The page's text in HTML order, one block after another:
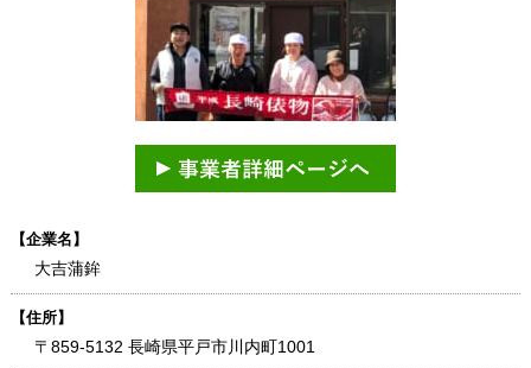
【企業名】
大吉蒲鉾
【住所】
〒859-5132 長崎県平戸市川内町1001